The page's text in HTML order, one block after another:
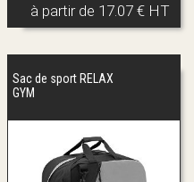
à partir de 17.07 € HT
Sac de sport RELAX
GYM